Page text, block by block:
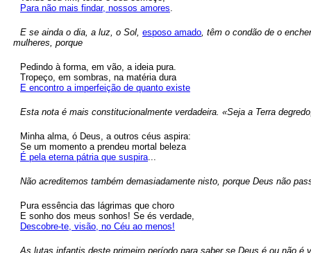
Para não mais findar, nossos amores.
E se ainda o dia, a luz, o Sol, esposo amado, têm o condão de o
mulheres, porque
Pedindo à forma, em vão, a ideia pura.
Tropeço, em sombras, na matéria dura
E encontro a imperfeição de quanto existe
Esta nota é mais constitucionalmente verdadeira. «Seja a Terra
Minha alma, ó Deus, a outros céus aspira:
Se um momento a prendeu mortal beleza
É pela eterna pátria que suspira...
Não acreditemos também demasiadamente nisto, porque Deus não
Pura essência das lágrimas que choro
E sonho dos meus sonhos! Se és verdade,
Descobre-te, visão, no Céu ao menos!
As lutas infantis deste primeiro período para saber se Deus é ou não